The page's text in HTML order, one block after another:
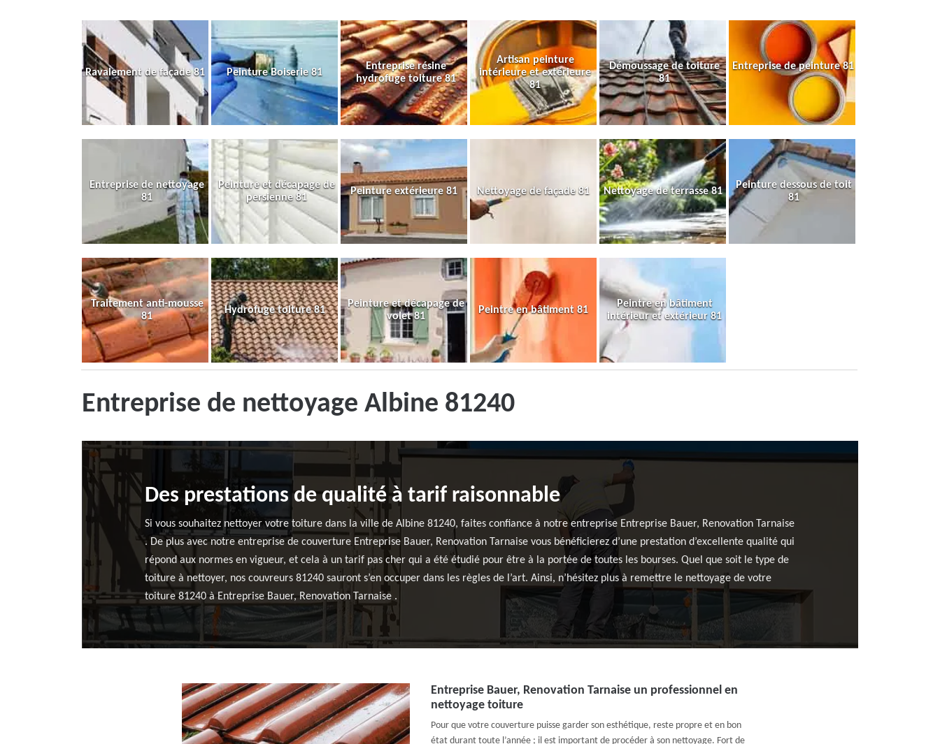
Ravalement de façade 81 Peinture Boiserie 81
Entreprise résine
hydrofuge toiture 81
Artisan peinture
intérieure et extérieure
81
Démoussage de toiture
81
Entreprise de peinture 81
Entreprise de nettoyage
81
Peinture et décapage de
persienne 81
Peinture extérieure 81 Nettoyage de façade 81 Nettoyage de terrasse 81
Peinture dessous de toit
81
Traitement anti-mousse
81
Hydrofuge toiture 81
Peinture et décapage de
volet 81
Peintre en bâtiment 81
Peintre en bâtiment
intérieur et extérieur 81
Entreprise de nettoyage Albine 81240
Des prestations de qualité à tarif raisonnable
Si vous souhaitez nettoyer votre toiture dans la ville de Albine 81240, faites confiance à notre entreprise Entreprise Bauer, Renovation Tarnaise
. De plus avec notre entreprise de couverture Entreprise Bauer, Renovation Tarnaise vous bénéficierez d’une prestation d’excellente qualité qui
répond aux normes en vigueur, et cela à un tarif pas cher qui a été étudié pour être à la portée de toutes les bourses. Quel que soit le type de
toiture à nettoyer, nos couvreurs 81240 sauront s’en occuper dans les règles de l’art. Ainsi, n’hésitez plus à remettre le nettoyage de votre
toiture 81240 à Entreprise Bauer, Renovation Tarnaise .
Entreprise Bauer, Renovation Tarnaise un professionnel en
nettoyage toiture
Pour que votre couverture puisse garder son esthétique, reste propre et en bon
état durant toute l’année ; il est important de procéder à son nettoyage. Fort de